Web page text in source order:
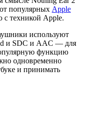
популярных Apple
с техникой Apple.
используют
и SDC и AAC — для
функцию
одновременно
и принимать